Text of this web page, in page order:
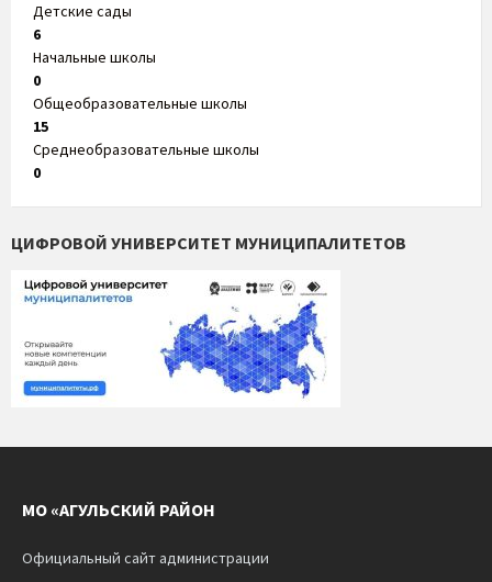
Детские сады
6
Начальные школы
0
Общеобразовательные школы
15
Среднеобразовательные школы
0
ЦИФРОВОЙ УНИВЕРСИТЕТ МУНИЦИПАЛИТЕТОВ
МО «АГУЛЬСКИЙ РАЙОН
Официальный сайт администрации